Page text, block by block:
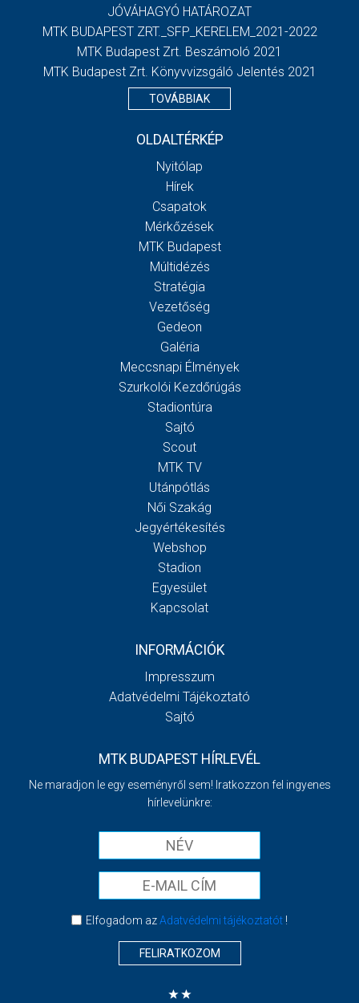
JÓVÁHAGYÓ HATÁROZAT
MTK BUDAPEST ZRT._SFP_KERELEM_2021-2022
MTK Budapest Zrt. Beszámoló 2021
MTK Budapest Zrt. Könyvvizsgáló Jelentés 2021
TOVÁBBIAK
OLDALTÉRKÉP
Nyitólap
Hírek
Csapatok
Mérkőzések
MTK Budapest
Múltidézés
Stratégia
Vezetőség
Gedeon
Galéria
Meccsnapi Élmények
Szurkolói Kezdőrúgás
Stadiontúra
Sajtó
Scout
MTK TV
Utánpótlás
Női Szakág
Jegyértékesítés
Webshop
Stadion
Egyesület
Kapcsolat
INFORMÁCIÓK
Impresszum
Adatvédelmi Tájékoztató
Sajtó
MTK BUDAPEST HÍRLEVÉL
Ne maradjon le egy eseményről sem! Iratkozzon fel ingyenes
hírlevelünkre:
Elfogadom azAdatvédelmi tájékoztatót!
FELIRATKOZOM